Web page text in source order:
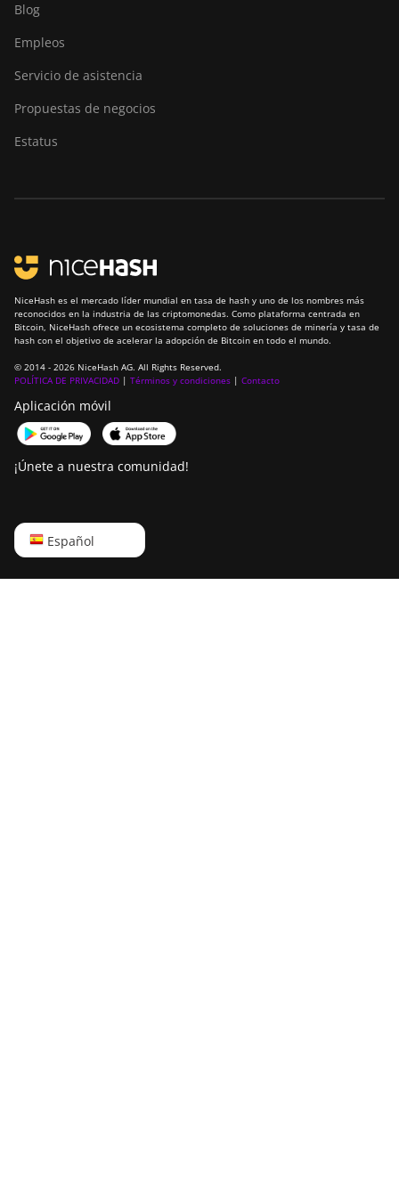
Blog
Empleos
Servicio de asistencia
Propuestas de negocios
Estatus
NiceHash es el mercado líder mundial en tasa de hash y uno de los nombres más
reconocidos en la industria de las criptomonedas. Como plataforma centrada en
Bitcoin, NiceHash ofrece un ecosistema completo de soluciones de minería y tasa de
hash con el objetivo de acelerar la adopción de Bitcoin en todo el mundo.
© 2014 - 2026 NiceHash AG. All Rights Reserved.
POLÍTICA DE PRIVACIDAD | Términos y condiciones | Contacto
Aplicación móvil
¡Únete a nuestra comunidad!
Español
English